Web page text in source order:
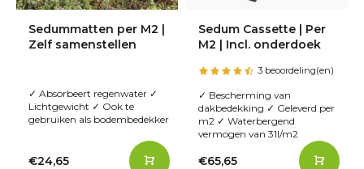
Sedummatten per M2 |
Zelf samenstellen
✓ Absorbeert regenwater ✓
Lichtgewicht ✓ Ook te
gebruiken als bodembedekker
€24,65
Sedum Cassette | Per
M2 | Incl. onderdoek
3 beoordeling(en)
✓ Bescherming van
dakbedekking ✓ Geleverd per
m2 ✓ Waterbergend
vermogen van 31l/m2
€65,65